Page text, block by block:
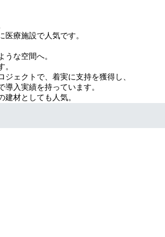
療施設で人気です。
な空間へ。
。
ェクトで、着実に支持を獲得し、
入実績を持っています。
建材としても人気。